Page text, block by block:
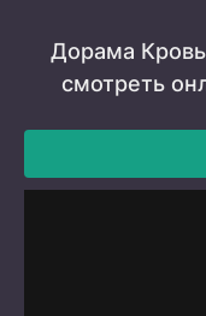
Дорама
смотреть